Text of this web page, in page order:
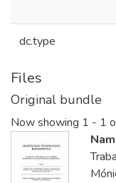
dc.type
Files
Original bundle
Now showing 1 - 1